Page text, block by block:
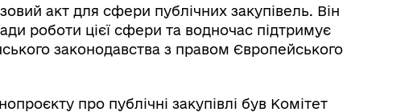
акт для сфери публічних закупівель. Він
роботи цієї сфери та водночас підтримує
законодавства з правом Європейського
про публічні закупівлі був Комітет